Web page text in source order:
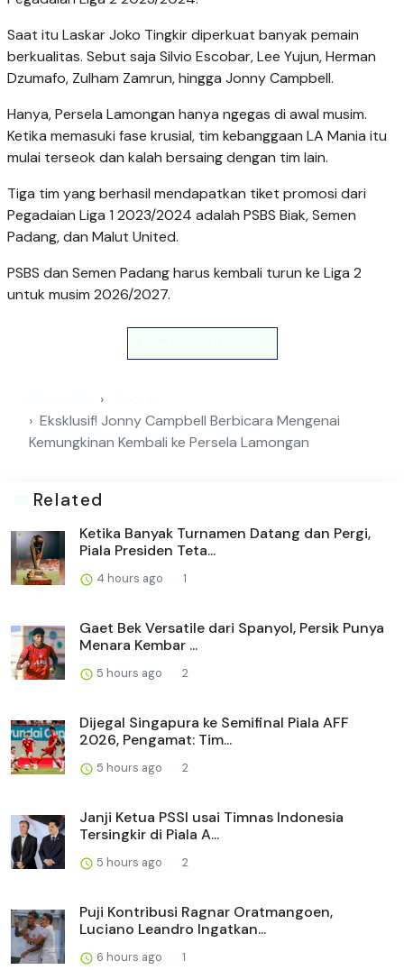
Saat itu Laskar Joko Tingkir diperkuat banyak pemain
berkualitas. Sebut saja Silvio Escobar, Lee Yujun, Herman
Dzumafo, Zulham Zamrun, hingga Jonny Campbell.
Hanya, Persela Lamongan hanya ngegas di awal musim.
Ketika memasuki fase krusial, tim kebanggaan LA Mania itu
mulai terseok dan kalah bersaing dengan tim lain.
Tiga tim yang berhasil mendapatkan tiket promosi dari
Pegadaian Liga 1 2023/2024 adalah PSBS Biak, Semen
Padang, dan Malut United.
PSBS dan Semen Padang harus kembali turun ke Liga 2
untuk musim 2026/2027.
Eksklusif! Jonny Campbell Berbicara Mengenai
Kemungkinan Kembali ke Persela Lamongan
Related
Ketika Banyak Turnamen Datang dan Pergi,
Piala Presiden Teta...
4 hours ago 1
Gaet Bek Versatile dari Spanyol, Persik Punya
Menara Kembar ...
5 hours ago 2
Dijegal Singapura ke Semifinal Piala AFF
2026, Pengamat: Tim...
5 hours ago 2
Janji Ketua PSSI usai Timnas Indonesia
Tersingkir di Piala A...
5 hours ago 2
Puji Kontribusi Ragnar Oratmangoen,
Luciano Leandro Ingatkan...
6 hours ago 1